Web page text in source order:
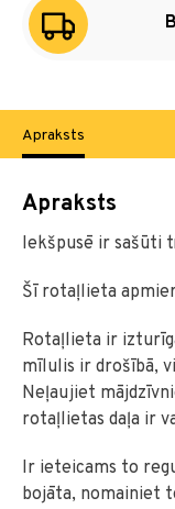
Apraksts
Apraksts
Iekšpusē ir sašūti
Šī rotaļlieta
Rotaļlieta ir
mīlulis ir drošībā,
Neļaujiet
rotaļlietas daļa ir
Ir ieteicams to
bojāta, nomainiet